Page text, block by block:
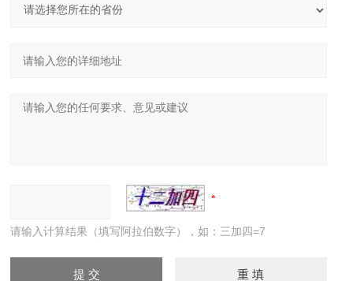
请输入计算结果（填写阿拉伯数字），如：三加四=7